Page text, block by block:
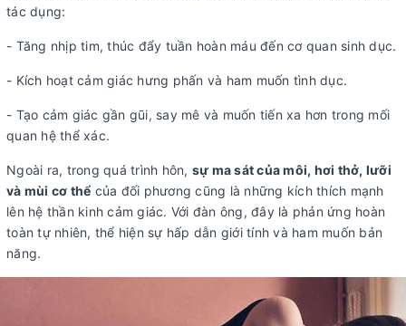
tác dụng:
- Tăng nhịp tim, thúc đẩy tuần hoàn máu đến cơ quan sinh dục.
- Kích hoạt cảm giác hưng phấn và ham muốn tình dục.
- Tạo cảm giác gần gũi, say mê và muốn tiến xa hơn trong mối
quan hệ thể xác.
Ngoài ra, trong quá trình hôn, sự ma sát của môi, hơi thở, lưỡi
và mùi cơ thể của đối phương cũng là những kích thích mạnh
lên hệ thần kinh cảm giác. Với đàn ông, đây là phản ứng hoàn
toàn tự nhiên, thể hiện sự hấp dẫn giới tính và ham muốn bản
năng.